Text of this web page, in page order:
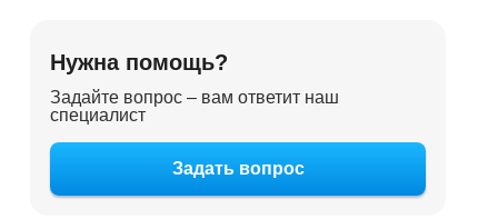
Нужна помощь?
Задайте вопрос – вам ответит наш
специалист
Задать вопрос